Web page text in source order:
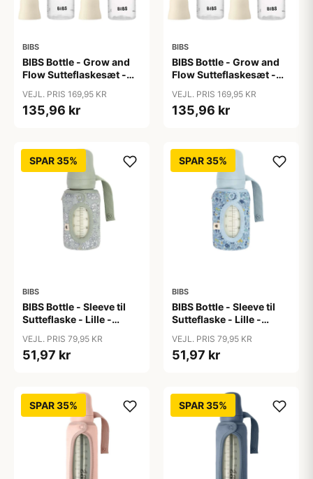
BIBS
BIBS Bottle - Grow and
Flow Sutteflaskesæt -
Naturgummi/Rund -
150ml/270ml - 2-Pak -
VEJL. PRIS 169,95 KR
135,96 kr
BIBS
BIBS Bottle - Grow and
Flow Sutteflaskesæt -
150ml/270ml - 2-Pak -
Ivory
VEJL. PRIS 169,95 KR
135,96 kr
SPAR 35%
BIBS
BIBS Bottle - Sleeve til
Sutteflaske - Lille -
VEJL. PRIS 79,95 KR
51,97 kr
SPAR 35%
BIBS
BIBS Bottle - Sleeve til
Sutteflaske - Lille -
Lawn/Baby Blue
VEJL. PRIS 79,95 KR
51,97 kr
SPAR 35% SPAR 35%